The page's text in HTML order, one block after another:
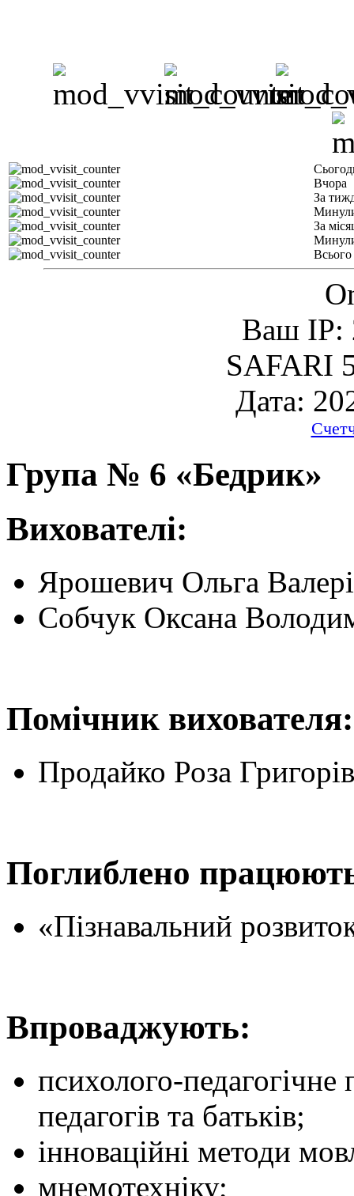
Вчора
За
За
Всього
Ваш IP:
SAFARI
Дата:
Група № 6 «Бедрик»
Вихователі:
Ярошевич Ольга
Собчук Оксана
Помічник вихователя:
Продайко Роза
Поглиблено
«Пізнавальний
Впроваджують:
психолого-педагогічне
педагогів та батьків;
інноваційні методи
мнемотехніку;